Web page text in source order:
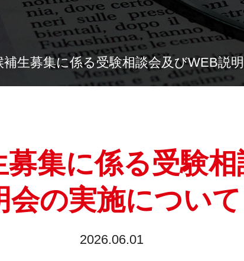
補生募集に係る受験相談会及びWEB説
集に係る受験
会の実施について
2026.06.01